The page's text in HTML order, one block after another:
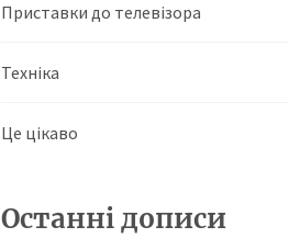
Приставки до телевізора
Техніка
Це цікаво
Останні дописи